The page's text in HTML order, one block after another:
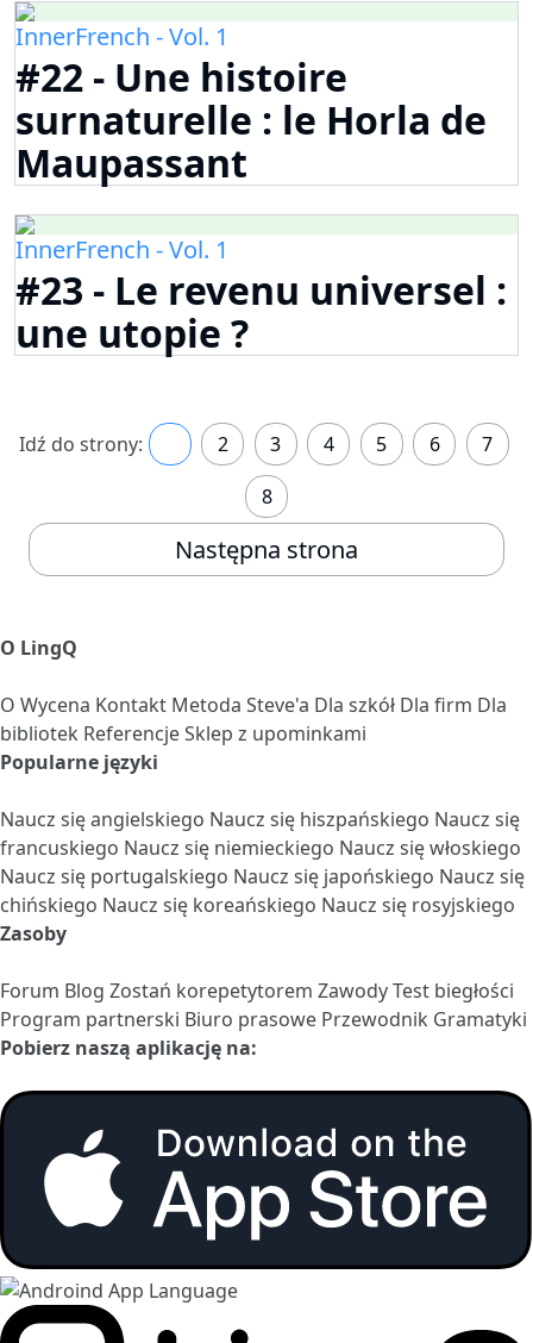
InnerFrench - Vol. 1
#22 - Une histoire
surnaturelle : le Horla de
Maupassant
InnerFrench - Vol. 1
#23 - Le revenu universel :
une utopie ?
Idź do strony: 2 3 4 5 6
7
8
Następna strona
O LingQ
O Wycena Kontakt Metoda Steve'a Dla szkół Dla firm Dla
bibliotek ReferencjeSklep z upominkami
Popularne języki
Naucz się angielskiego Naucz się hiszpańskiego Naucz się
francuskiego Naucz się niemieckiego Naucz się włoskiego
Naucz się portugalskiego Naucz się japońskiego Naucz się
chińskiego Naucz się koreańskiego Naucz się rosyjskiego
Zasoby
Forum Blog Zostań korepetytorem ZawodyTest biegłości
Program partnerski Biuro prasowe Przewodnik Gramatyki
Pobierz naszą aplikację na: